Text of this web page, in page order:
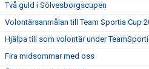
Två guld i Sölvesborgscupen
Volontärsanmålan till Team Sportia Cup
Hjälpa till som volontär under
Fira midsommar med oss